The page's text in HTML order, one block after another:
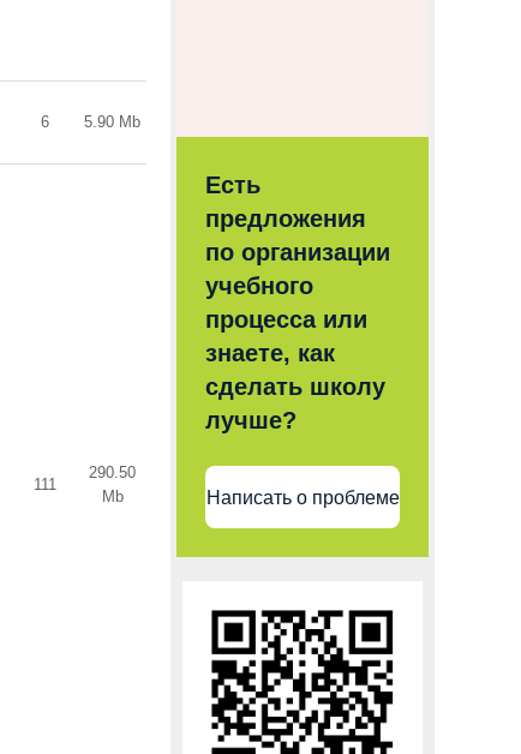
6
5.90 Mb
111
290.50
Mb
Есть
предложения
по организации
учебного
процесса или
знаете, как
сделать школу
лучше?
Написать о проблеме